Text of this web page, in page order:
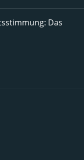
Das